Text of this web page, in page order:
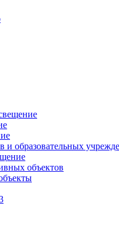
и образовательных
объектов